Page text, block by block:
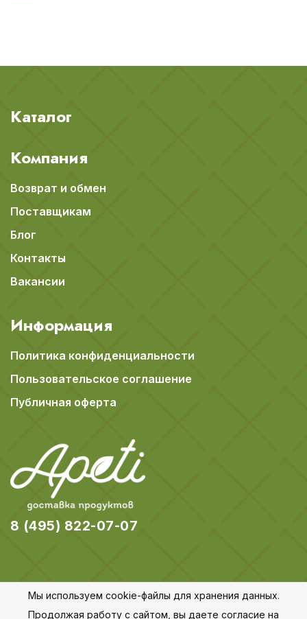
Каталог
Компания
Возврат и обмен
Поставщикам
Блог
Контакты
Вакансии
Информация
Политика конфиденциальности
Пользовательское соглашение
Публичная оферта
8 (495) 822-07-07
© 2018-2026 Apeti.ru,Карта сайта
Мы используем cookie-файлы для хранения данных.
Продолжая работу с сайтом, вы даете согласие на